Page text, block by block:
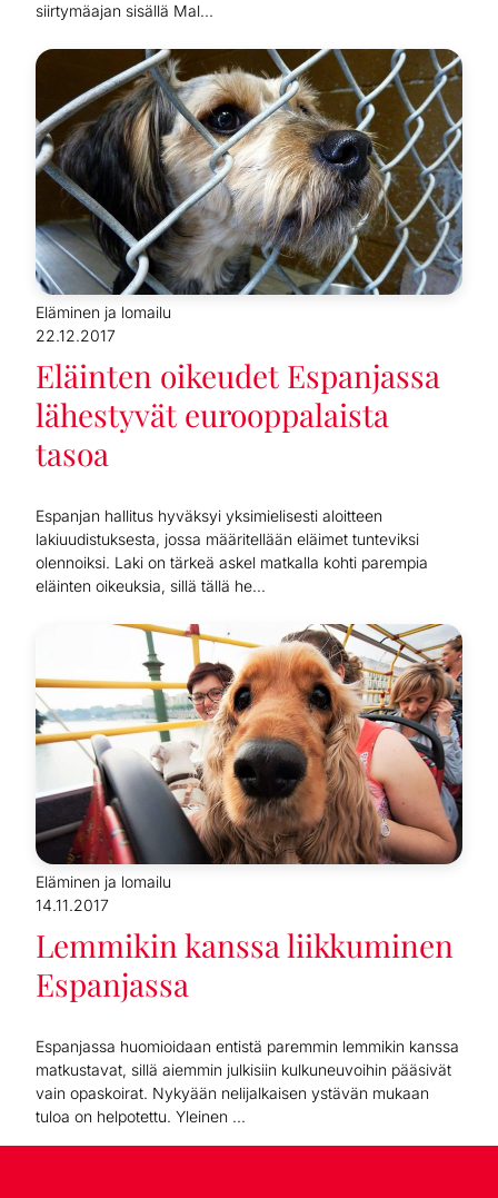
siirtymäajan sisällä Mal...
Eläminen ja lomailu
22.12.2017
Eläinten oikeudet Espanjassa
lähestyvät eurooppalaista
tasoa
Espanjan hallitus hyväksyi yksimielisesti aloitteen
lakiuudistuksesta, jossa määritellään eläimet tunteviksi
olennoiksi. Laki on tärkeä askel matkalla kohti parempia
eläinten oikeuksia, sillä tällä he...
Eläminen ja lomailu
14.11.2017
Lemmikin kanssa liikkuminen
Espanjassa
Espanjassa huomioidaan entistä paremmin lemmikin kanssa
matkustavat, sillä aiemmin julkisiin kulkuneuvoihin pääsivät
vain opaskoirat. Nykyään nelijalkaisen ystävän mukaan
tuloa on helpotettu. Yleinen ...